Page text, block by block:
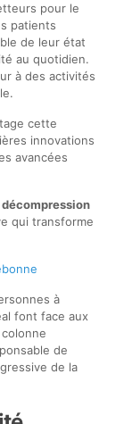
pour le
patients
de leur état
au quotidien.
à des activités
cette
innovations
avancées
décompression
qui transforme
à
font face aux
de
de la